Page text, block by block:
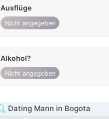
Ausflüge
Nicht angegeben
Alkohol?
Nicht angegeben
Dating Mann in Bogota